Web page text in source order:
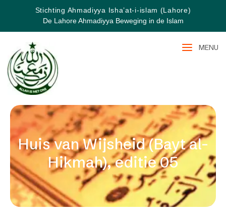
Stichting Ahmadiyya Isha’at-i-islam (Lahore)
De Lahore Ahmadiyya Beweging in de Islam
MENU
Huis van Wijsheid (Bayt al-
Hikmah), editie 05